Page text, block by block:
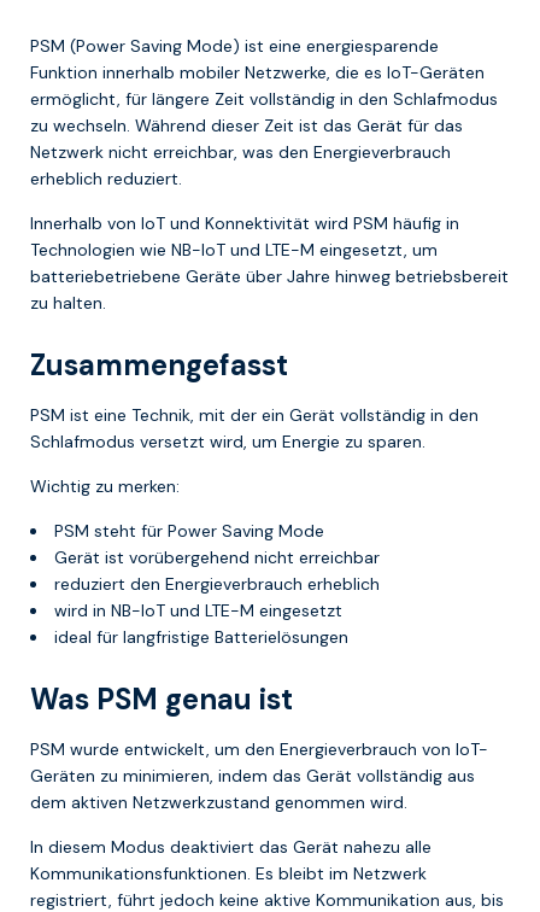
PSM (Power Saving Mode) ist eine energiesparende
Funktion innerhalb mobiler Netzwerke, die es IoT-Geräten
ermöglicht, für längere Zeit vollständig in den Schlafmodus
zu wechseln. Während dieser Zeit ist das Gerät für das
Netzwerk nicht erreichbar, was den Energieverbrauch
erheblich reduziert.
Innerhalb von IoT und Konnektivität wird PSM häufig in
Technologien wie NB-IoT und LTE-M eingesetzt, um
batteriebetriebene Geräte über Jahre hinweg betriebsbereit
zu halten.
Zusammengefasst
PSM ist eine Technik, mit der ein Gerät vollständig in den
Schlafmodus versetzt wird, um Energie zu sparen.
Wichtig zu merken:
PSM steht für Power Saving Mode
Gerät ist vorübergehend nicht erreichbar
reduziert den Energieverbrauch erheblich
wird in NB-IoT und LTE-M eingesetzt
ideal für langfristige Batterielösungen
Was PSM genau ist
PSM wurde entwickelt, um den Energieverbrauch von IoT-
Geräten zu minimieren, indem das Gerät vollständig aus
dem aktiven Netzwerkzustand genommen wird.
In diesem Modus deaktiviert das Gerät nahezu alle
Kommunikationsfunktionen. Es bleibt im Netzwerk
registriert, führt jedoch keine aktive Kommunikation aus, bis